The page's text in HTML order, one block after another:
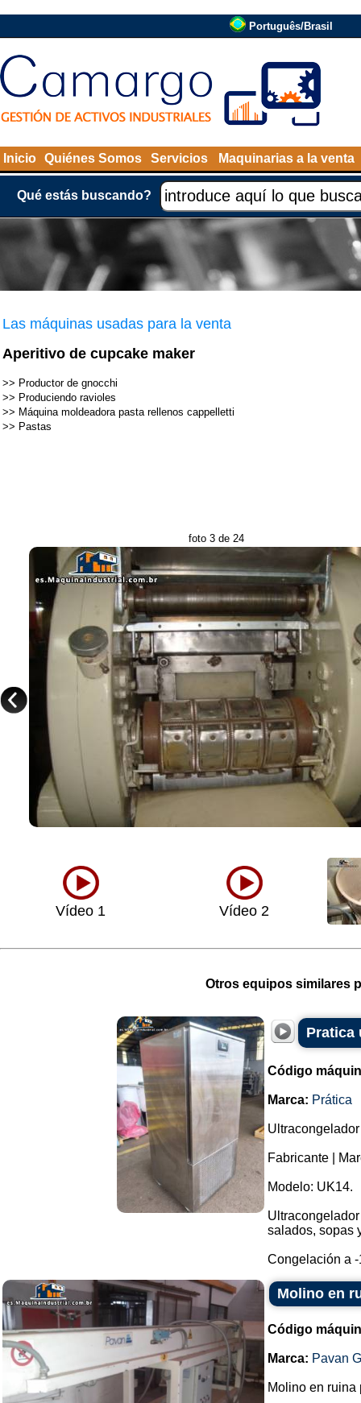
Português/Brasil
Inicio Quiénes Somos Servicios Maquinarias a la venta
Qué estás buscando?
Las máquinas usadas para la venta
Aperitivo de cupcake maker
>> Productor de gnocchi
>> Produciendo ravioles
>> Máquina moldeadora pasta rellenos cappelletti
>> Pastas
foto 3 de 24
Vídeo 1 Vídeo 2
Otros equipos similares
Pratica
Código
Marca: Prática
Fabricante |
Modelo: UK14.
salados, sopas
Congelación a -
Molino en
Código
Marca: Pavan
Molino en ruina